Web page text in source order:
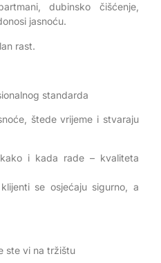
dubinsko čišćenje,
jasnoću.
rast.
standarda
štede vrijeme i stvaraju
i kada rade – kvaliteta
se osjećaju sigurno, a
ste vi na tržištu